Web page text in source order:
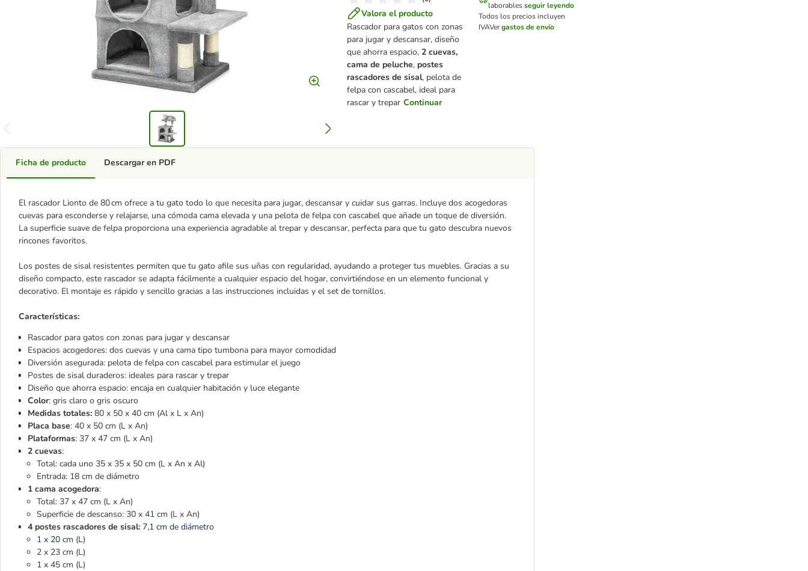
Valora el producto
Rascador para gatos con zonas
para jugar y descansar, diseño
que ahorra espacio, 2 cuevas,
cama de peluche, postes
rascadores de sisal, pelota de
felpa con cascabel, ideal para
rascar y trepar Continuar
laborables seguir leyendo
Todos los precios incluyen
IVAVergastos de envío
Ficha de producto
El rascador Lionto de 80 cm ofrece a tu gato todo lo que necesita para jugar, descansar y cuidar sus garras. Incluye dos acogedoras
cuevas para esconderse y relajarse, una cómoda cama elevada y una pelota de felpa con cascabel que añade un toque de diversión.
La superficie suave de felpa proporciona una experiencia agradable al trepar y descansar, perfecta para que tu gato descubra nuevos
rincones favoritos.
Los postes de sisal resistentes permiten que tu gato afile sus uñas con regularidad, ayudando a proteger tus muebles. Gracias a su
diseño compacto, este rascador se adapta fácilmente a cualquier espacio del hogar, convirtiéndose en un elemento funcional y
decorativo. El montaje es rápido y sencillo gracias a las instrucciones incluidas y el set de tornillos.
Características:
Rascador para gatos con zonas para jugar y descansar
Espacios acogedores: dos cuevas y una cama tipo tumbona para mayor comodidad
Diversión asegurada: pelota de felpa con cascabel para estimular el juego
Postes de sisal duraderos: ideales para rascar y trepar
Diseño que ahorra espacio: encaja en cualquier habitación y luce elegante
Color: gris claro o gris oscuro
Medidas totales: 80 x 50 x 40 cm (Al x L x An)
Placa base: 40 x 50 cm (L x An)
Plataformas: 37 x 47 cm (L x An)
2 cuevas:
Total: cada uno 35 x 35 x 50 cm (L x An x Al)
Entrada: 18 cm de diámetro
1 cama acogedora:
Total: 37 x 47 cm (L x An)
Superficie de descanso: 30 x 41 cm (L x An)
4 postes rascadores de sisal: 7,1 cm de diámetro
1 x 20 cm (L)
2 x 23 cm (L)
1 x 45 cm (L)
Descargar en PDF